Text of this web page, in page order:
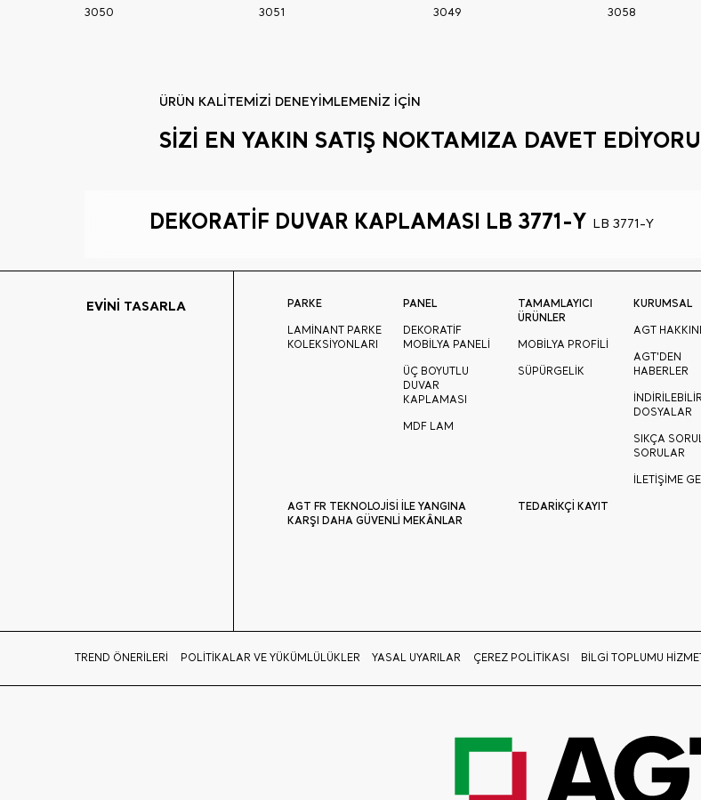
3050 3051 3049 3058
ÜRÜN KALİTEMİZİ DENEYİMLEMENİZ İÇİN
SİZİ EN YAKIN SATIŞ NOKTAMIZA DAVET
DEKORATİF DUVAR KAPLAMASI LB 3771-Y LB 3771-Y
EVİNİ TASARLA PARKE
LAMİNANT PARKE
KOLEKSİYONLARI
PANEL
DEKORATİF
MOBİLYA PANELİ
ÜÇ BOYUTLU
DUVAR
KAPLAMASI
MDF LAM
TAMAMLAYICI
ÜRÜNLER
MOBİLYA PROFİLİ
SÜPÜRGELİK
KURUMSAL
AGT
AGT'DEN
HABERLER
İNDİRİLEBİLİR
DOSYALAR
SIKÇA
SORULAR
İLETİŞİME
AGT FR TEKNOLOJİSİ İLE YANGINA
KARŞI DAHA GÜVENLİ MEKÂNLAR
TEDARİKÇİ KAYIT
TREND ÖNERİLERİ POLİTİKALAR VE YÜKÜMLÜLÜKLER YASAL UYARILAR ÇEREZ POLİTİKASI BİLGİ TOPLUMU